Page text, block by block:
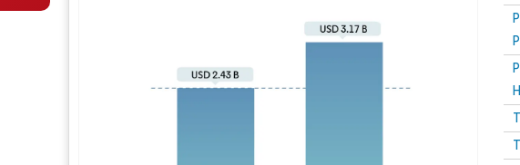
Image © Mordor Intelligence. La réutilisation